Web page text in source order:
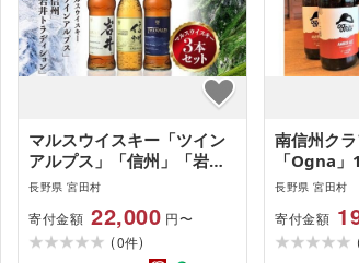
マルスウイスキー「ツイン
アルプス」「信州」「岩井
トラディション」3本セット
国産 ウィスキー 洋酒 本坊
酒造 750ml 720ml 40% お
長野県 宮田村
寄付金額 22,000 円〜
(0件)
南信州ク
「Ogna
ビール 飲
ヤマソーホ
限定 クラ
長野県 宮田村
寄付金額